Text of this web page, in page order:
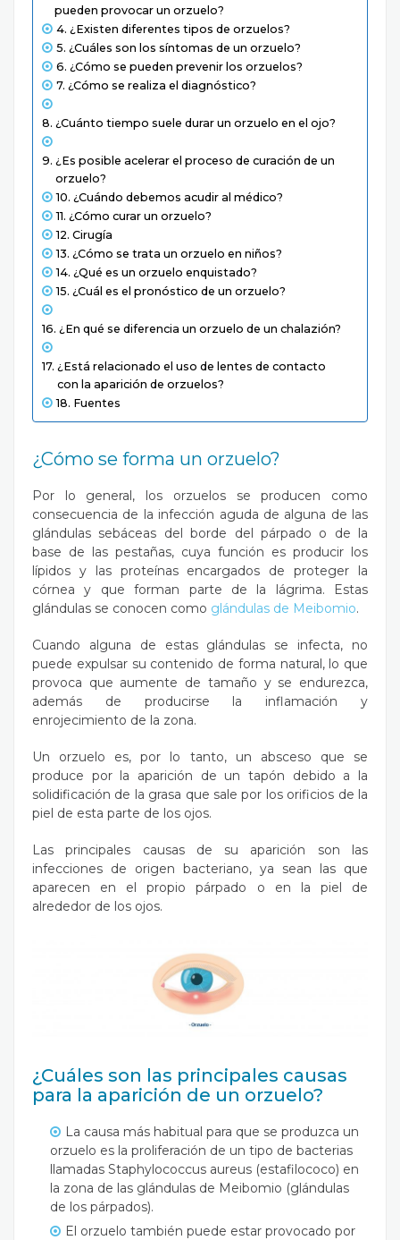
pueden provocar un orzuelo?
¿Existen diferentes tipos de orzuelos?
¿Cuáles son los síntomas de un orzuelo?
¿Cómo se pueden prevenir los orzuelos?
¿Cómo se realiza el diagnóstico?
¿Cuánto tiempo suele durar un orzuelo en el ojo?
¿Es posible acelerar el proceso de curación de un
orzuelo?
¿Cuándo debemos acudir al médico?
¿Cómo curar un orzuelo?
Cirugía
¿Cómo se trata un orzuelo en niños?
¿Qué es un orzuelo enquistado?
¿Cuál es el pronóstico de un orzuelo?
¿En qué se diferencia un orzuelo de un chalazión?
¿Está relacionado el uso de lentes de contacto
con la aparición de orzuelos?
Fuentes
¿Cómo se forma un orzuelo?
Por lo general, los orzuelos se producen como
consecuencia de la infección aguda de alguna de las
glándulas sebáceas del borde del párpado o de la
base de las pestañas, cuya función es producir los
lípidos y las proteínas encargados de proteger la
córnea y que forman parte de la lágrima. Estas
glándulas se conocen como glándulas de Meibomio.
Cuando alguna de estas glándulas se infecta, no
puede expulsar su contenido de forma natural, lo que
provoca que aumente de tamaño y se endurezca,
además de producirse la inflamación y
enrojecimiento de la zona.
Un orzuelo es, por lo tanto, un absceso que se
produce por la aparición de un tapón debido a la
solidificación de la grasa que sale por los orificios de la
piel de esta parte de los ojos.
Las principales causas de su aparición son las
infecciones de origen bacteriano, ya sean las que
aparecen en el propio párpado o en la piel de
alrededor de los ojos.
¿Cuáles son las principales causas
para la aparición de un orzuelo?
La causa más habitual para que se produzca un
orzuelo es la proliferación de un tipo de bacterias
llamadas Staphylococcus aureus (estafilococo) en
la zona de las glándulas de Meibomio (glándulas
de los párpados).
El orzuelo también puede estar provocado por